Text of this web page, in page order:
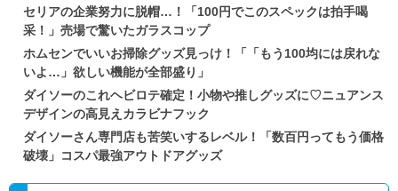
セリアの企業努力に脱帽…！「100円でこのスペックは拍手喝
采！」売場で驚いたガラスコップ
ホムセンでいいお掃除グッズ見っけ！「「もう100均には戻れな
いよ…」欲しい機能が全部盛り」
ダイソーのこれヘビロテ確定！小物や推しグッズに♡ニュアンス
デザインの高見えカラビナフック
ダイソーさん専門店も苦笑いするレベル！「数百円ってもう価格
破壊」コスパ最強アウトドアグッズ